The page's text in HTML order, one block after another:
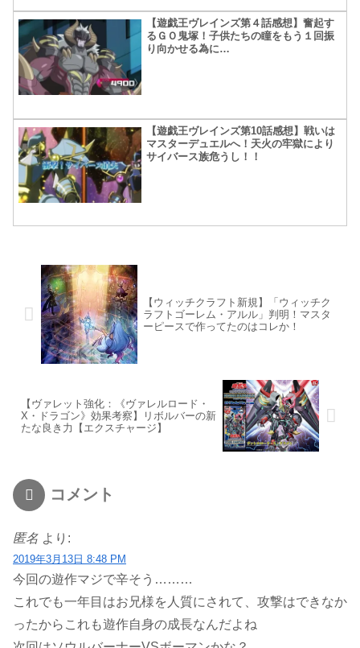
【遊戯王ヴレインズ第４話感想】奮起す
るＧＯ鬼塚！子供たちの瞳をもう１回振
り向かせる為に…
【遊戯王ヴレインズ第10話感想】戦いは
マスターデュエルへ！天火の牢獄により
サイバース族危うし！！
【ウィッチクラフト新規】「ウィッチク
ラフトゴーレム・アルル」判明！マスタ
ーピースで作ってたのはコレか！
【ヴァレット強化：《ヴァレルロード・
X・ドラゴン》効果考察】リボルバーの新
たな良き力【エクスチャージ】
コメント
匿名 より:
2019年3月13日 8:48 PM
今回の遊作マジで辛そう………
これでも一年目はお兄様を人質にされて、攻撃はできなか
ったからこれも遊作自身の成長なんだよね